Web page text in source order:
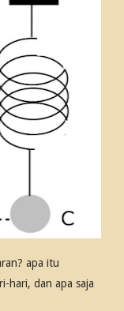
apa itu
hari, dan apa saja